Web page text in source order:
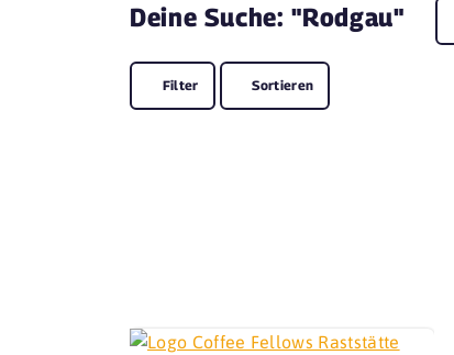
Deine Suche: "Rodgau"
Filter Sortieren